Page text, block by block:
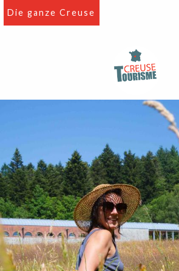
Aller
Die ganze Creuse